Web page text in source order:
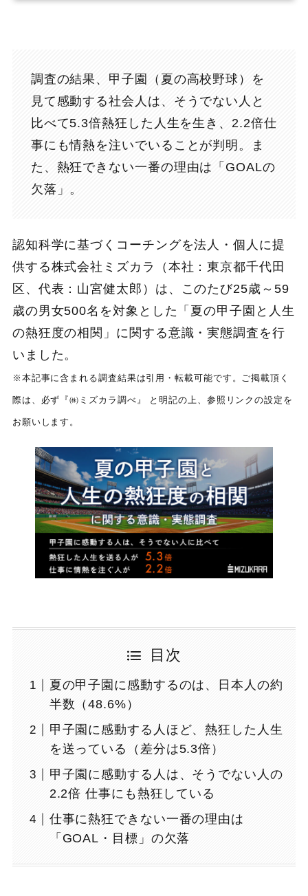
調査の結果、甲子園（夏の高校野球）を
見て感動する社会人は、そうでない人と
比べて5.3倍熱狂した人生を生き、2.2倍仕
事にも情熱を注いでいることが判明。ま
た、熱狂できない一番の理由は「GOALの
欠落」。
認知科学に基づくコーチングを法人・個人に提
供する株式会社ミズカラ（本社：東京都千代田
区、代表：山宮健太郎）は、このたび25歳～59
歳の男女500名を対象とした「夏の甲子園と人生
の熱狂度の相関」に関する意識・実態調査を行
いました。
※本記事に含まれる調査結果は引用・転載可能です。ご掲載頂く
際は、必ず『㈱ミズカラ調べ』 と明記の上、参照リンクの設定を
お願いします。
目次
夏の甲子園に感動するのは、日本人の約
半数（48.6%）
甲子園に感動する人ほど、熱狂した人生
を送っている（差分は5.3倍）
甲子園に感動する人は、そうでない人の
2.2倍 仕事にも熱狂している
仕事に熱狂できない一番の理由は
「GOAL・目標」の欠落